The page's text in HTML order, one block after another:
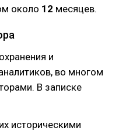
около 12 месяцев.
и
во многом
В записке
историческими